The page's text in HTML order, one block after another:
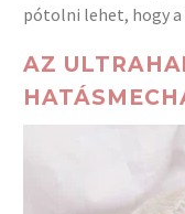
pótolni lehet, hogy a
AZ